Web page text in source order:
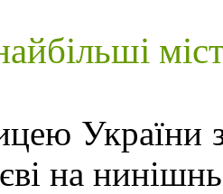
України
на